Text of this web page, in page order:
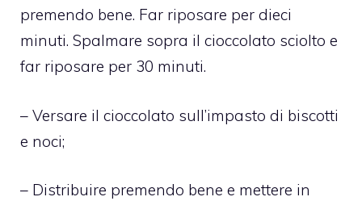
premendo bene. Far riposare per dieci
minuti. Spalmare sopra il cioccolato sciolto e
far riposare per 30 minuti.
– Versare il cioccolato sull’impasto di biscotti
e noci;
– Distribuire premendo bene e mettere in